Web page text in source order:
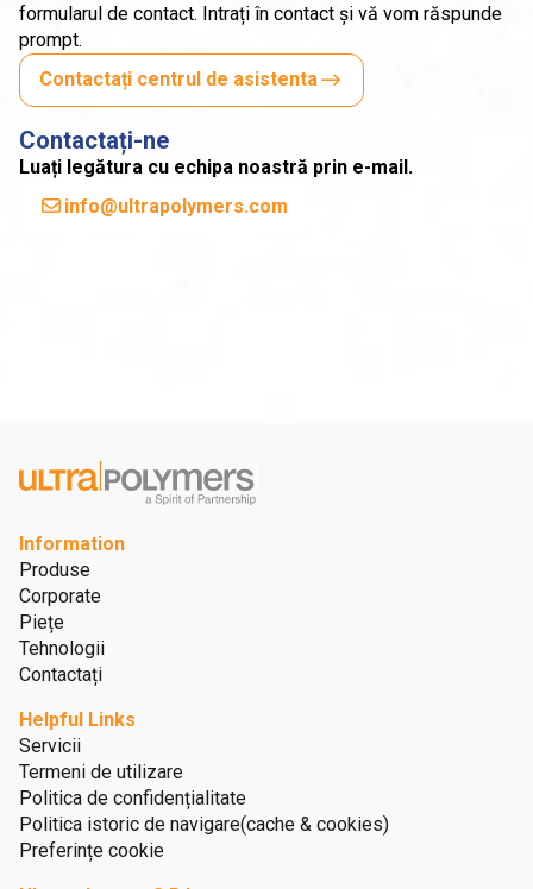
formularul de contact. Intrați în contact și vă vom răspunde
prompt.
Contactați centrul de asistenta
Contactați-ne
Luați legătura cu echipa noastră prin e-mail.
info@ultrapolymers.com
Information
Produse
Corporate
Piețe
Tehnologii
Contactați
Helpful Links
Servicii
Termeni de utilizare
Politica de confidențialitate
Politica istoric de navigare(cache & cookies)
Preferințe cookie